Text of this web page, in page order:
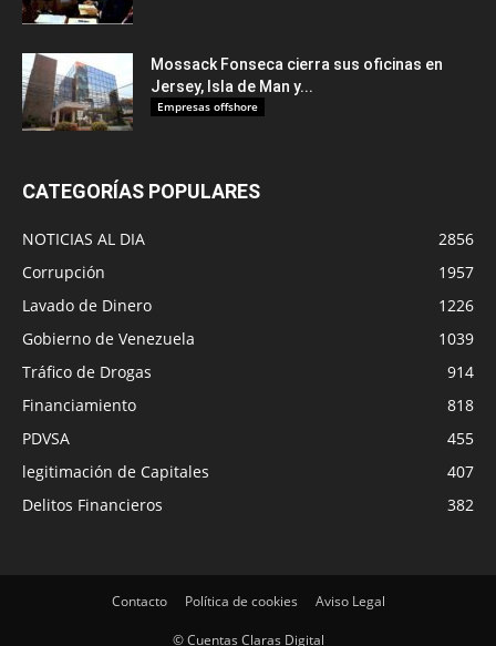
Mossack Fonseca cierra sus oficinas en
Jersey, Isla de Man y...
Empresas offshore
CATEGORÍAS POPULARES
NOTICIAS AL DIA
2856
Corrupción
1957
Lavado de Dinero
1226
Gobierno de Venezuela
1039
Tráfico de Drogas
914
Financiamiento
818
PDVSA
455
legitimación de Capitales
407
Delitos Financieros
382
Contacto Política de cookies Aviso Legal
© Cuentas Claras Digital